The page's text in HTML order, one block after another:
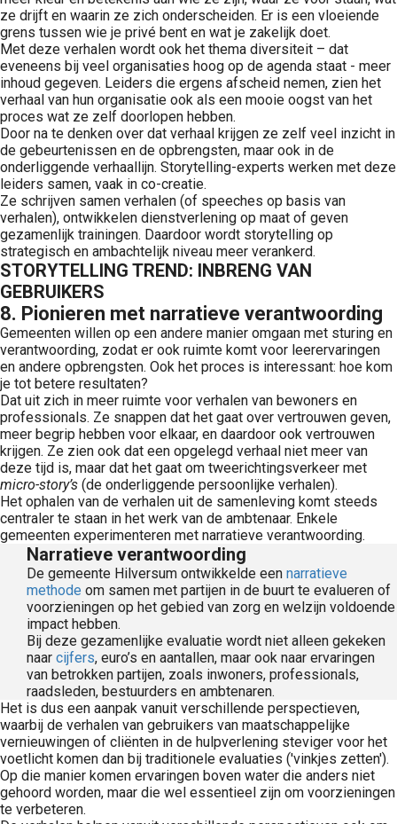
ze drijft en waarin ze zich onderscheiden. Er is een vloeiende
grens tussen wie je privé bent en wat je zakelijk doet.
Met deze verhalen wordt ook het thema diversiteit – dat
eveneens bij veel organisaties hoog op de agenda staat - meer
inhoud gegeven. Leiders die ergens afscheid nemen, zien het
verhaal van hun organisatie ook als een mooie oogst van het
proces wat ze zelf doorlopen hebben.
Door na te denken over dat verhaal krijgen ze zelf veel inzicht in
de gebeurtenissen en de opbrengsten, maar ook in de
onderliggende verhaallijn. Storytelling-experts werken met deze
leiders samen, vaak in co-creatie.
Ze schrijven samen verhalen (of speeches op basis van
verhalen), ontwikkelen dienstverlening op maat of geven
gezamenlijk trainingen. Daardoor wordt storytelling op
strategisch en ambachtelijk niveau meer verankerd.
STORYTELLING TREND: INBRENG VAN
GEBRUIKERS
8. Pionieren met narratieve verantwoording
Gemeenten willen op een andere manier omgaan met sturing en
verantwoording, zodat er ook ruimte komt voor leerervaringen
en andere opbrengsten. Ook het proces is interessant: hoe kom
je tot betere resultaten?
Dat uit zich in meer ruimte voor verhalen van bewoners en
professionals. Ze snappen dat het gaat over vertrouwen geven,
meer begrip hebben voor elkaar, en daardoor ook vertrouwen
krijgen. Ze zien ook dat een opgelegd verhaal niet meer van
deze tijd is, maar dat het gaat om tweerichtingsverkeer met
micro-story’s (de onderliggende persoonlijke verhalen).
Het ophalen van de verhalen uit de samenleving komt steeds
centraler te staan in het werk van de ambtenaar. Enkele
gemeenten experimenteren met narratieve verantwoording.
Narratieve verantwoording
De gemeente Hilversum ontwikkelde een narratieve
methode om samen met partijen in de buurt te evalueren of
voorzieningen op het gebied van zorg en welzijn voldoende
impact hebben.
Bij deze gezamenlijke evaluatie wordt niet alleen gekeken
naar cijfers, euro’s en aantallen, maar ook naar ervaringen
van betrokken partijen, zoals inwoners, professionals,
raadsleden, bestuurders en ambtenaren.
Het is dus een aanpak vanuit verschillende perspectieven,
waarbij de verhalen van gebruikers van maatschappelijke
vernieuwingen of cliënten in de hulpverlening steviger voor het
voetlicht komen dan bij traditionele evaluaties ('vinkjes zetten').
Op die manier komen ervaringen boven water die anders niet
gehoord worden, maar die wel essentieel zijn om voorzieningen
te verbeteren.